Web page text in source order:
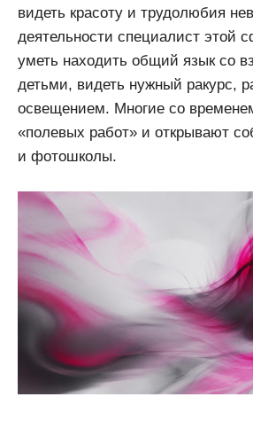
видеть красоту и трудолюбия
деятельности специалист этой
уметь находить общий язык со
детьми, видеть нужный ракурс,
освещением. Многие со
«полевых работ» и открывают
и фотошколы.